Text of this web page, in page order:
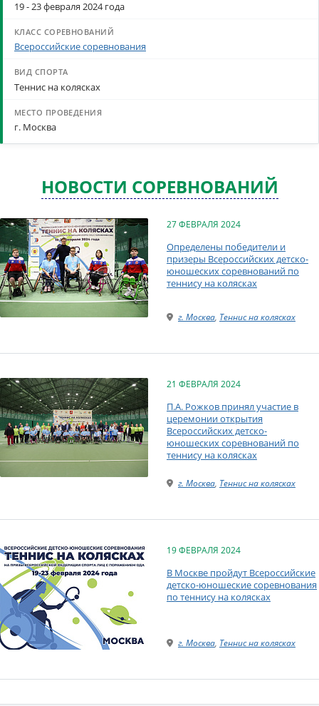
19 - 23 февраля 2024 года
Всероссийские соревнования
Теннис на колясках
г. Москва
НОВОСТИ СОРЕВНОВАНИЙ
27 ФЕВРАЛЯ 2024
Определены победители и
призеры Всероссийских детско-
юношеских соревнований по
теннису на колясках
г. Москва, Теннис на колясках
21 ФЕВРАЛЯ 2024
П.А. Рожков принял участие в
церемонии открытия
Всероссийских детско-
юношеских соревнований по
теннису на колясках
г. Москва, Теннис на колясках
19 ФЕВРАЛЯ 2024
В Москве пройдут Всероссийские
детско-юношеские соревнования
по теннису на колясках
г. Москва, Теннис на колясках